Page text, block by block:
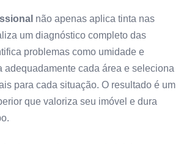
não apenas aplica tinta nas
um diagnóstico completo das
problemas como umidade e
adequadamente cada área e seleciona
para cada situação. O resultado é um
que valoriza seu imóvel e dura